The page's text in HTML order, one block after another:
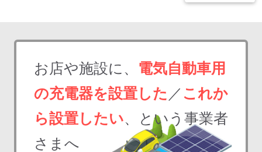
お店や施設に、 電気自動車用
の充電器を設置した ／ これか
ら設置したい、という事業者
さまへ